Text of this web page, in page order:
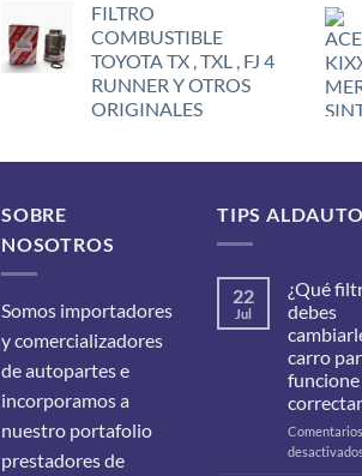
FILTRO
COMBUSTIBLE
TOYOTA TX , TXL , FJ 4
RUNNER Y OTROS
ORIGINALES
SOBRE
NOSOTROS
Somos importadores
y comercializadores
de autopartes e
incorporamos a
nuestro portafolio
prestadores de
TIPS
22
Jul
¿Qué
debes
carro
funcione
Comentarios